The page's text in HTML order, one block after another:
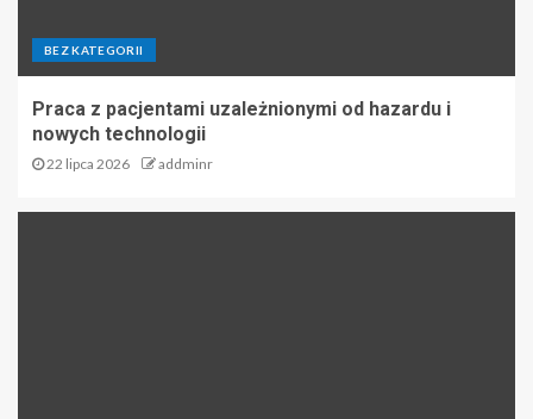
BEZ KATEGORII
Praca z pacjentami uzależnionymi od hazardu i
nowych technologii
22 lipca 2026 addminr